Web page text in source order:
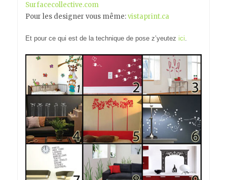
Surfacecollective.com
Pour les designer vous même:vistaprint.ca
Et pour ce qui est de la technique de pose z’yeutez ici.